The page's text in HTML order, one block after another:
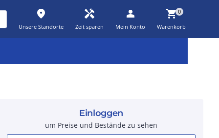
place
Unsere Standorte
handyman
Zeit sparen
person
Mein Konto
shopping_cart0
Warenkorb
Einloggen
um Preise und Bestände zu sehen